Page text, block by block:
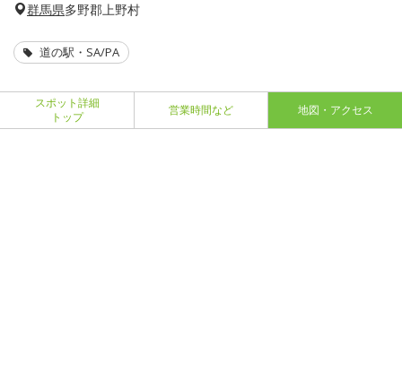
群馬県多野郡上野村
道の駅・SA/PA
スポット詳細
トップ
営業時間など 地図・アクセス